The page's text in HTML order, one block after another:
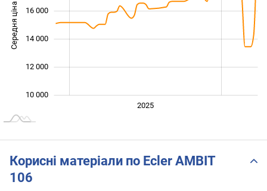
Середня ціна
10 000
12 000
14 000
16 000
2025
Корисні матеріали по Ecler AMBIT
106